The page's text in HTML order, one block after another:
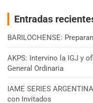
Entradas
BARILOCHENSE:
AKPS: Intervino la IGJ y
General Ordinaria
IAME SERIES
con Invitados